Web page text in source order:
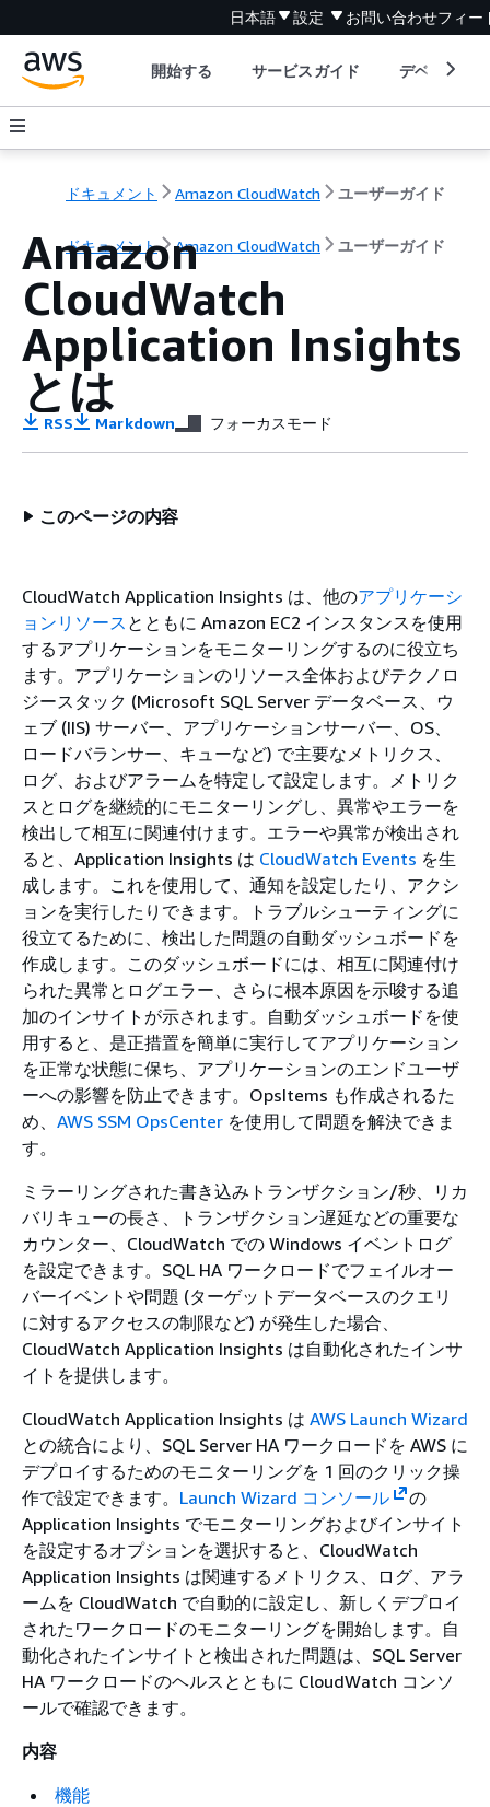
日本語 設定 お問い合わせフィー
開始する サービスガイド デベロッパ
ドキュメント Amazon CloudWatch ユーザーガイド
ドキュメント Amazon CloudWatch ユーザーガイド
Amazon
CloudWatch
Application Insights
とは
RSS Markdown フォーカスモード
このページの内容
CloudWatch Application Insights は、他のアプリケーシ
ョンリソース とともに Amazon EC2 インスタンスを使用
するアプリケーションをモニターリングするのに役立ち
ます。アプリケーションのリソース全体およびテクノロ
ジースタック (Microsoft SQL Server データベース、ウ
ェブ (IIS) サーバー、アプリケーションサーバー、OS、
ロードバランサー、キューなど) で主要なメトリクス、
ログ、およびアラームを特定して設定します。メトリク
スとログを継続的にモニターリングし、異常やエラーを
検出して相互に関連付けます。エラーや異常が検出され
ると、Application Insights は CloudWatch Events を生
成します。これを使用して、通知を設定したり、アクシ
ョンを実行したりできます。トラブルシューティングに
役立てるために、検出した問題の自動ダッシュボードを
作成します。このダッシュボードには、相互に関連付け
られた異常とログエラー、さらに根本原因を示唆する追
加のインサイトが示されます。自動ダッシュボードを使
用すると、是正措置を簡単に実行してアプリケーション
を正常な状態に保ち、アプリケーションのエンドユーザ
ーへの影響を防止できます。OpsItems も作成されるた
め、 AWS SSM OpsCenter を使用して問題を解決できま
す。
ミラーリングされた書き込みトランザクション/秒、リカ
バリキューの長さ、トランザクション遅延などの重要な
カウンター、CloudWatch での Windows イベントログ
を設定できます。SQL HA ワークロードでフェイルオー
バーイベントや問題 (ターゲットデータベースのクエリ
に対するアクセスの制限など) が発生した場合、
CloudWatch Application Insights は自動化されたインサ
イトを提供します。
CloudWatch Application Insights は AWS Launch Wizard
との統合により、SQL Server HA ワークロードを AWS に
デプロイするためのモニターリングを 1 回のクリック操
作で設定できます。 Launch Wizard コンソール
の
Application Insights でモニターリングおよびインサイト
を設定するオプションを選択すると、CloudWatch
Application Insights は関連するメトリクス、ログ、アラ
ームを CloudWatch で自動的に設定し、新しくデプロイ
されたワークロードのモニターリングを開始します。自
動化されたインサイトと検出された問題は、SQL Server
HA ワークロードのヘルスとともに CloudWatch コンソ
ールで確認できます。
内容
機能